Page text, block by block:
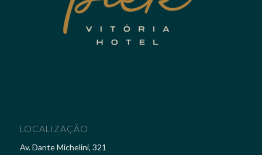
LOCALIZAÇÃO
Av. Dante Michelini, 321